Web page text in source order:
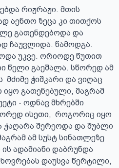
აენთო ზეცა კი თითქოს
გათენდებოდა და
ჩაუვლიდა. წამოდგა.
უკვე. ორიოდე წუთით
წელი გაეშალა. სწორედ ამ
ჭიშკარი და ვიღაც
იყო გათენებული, მაგრამ
- ოდნავ მხრებში
ისეთი,  როგორიც იყო
ჭაღარა შერეოდა და შუბლი
ამ სუსტ სინათლეზე
ადამიანი დაბრუნდა
დაუსვა წერტილი,